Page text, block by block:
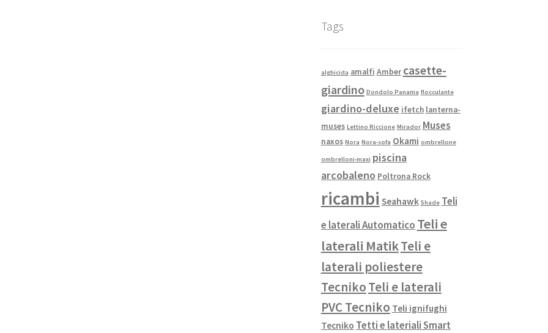
Tags
alghicida amalfi Amber casette-
giardino Dondolo Panama flocculante
giardino-deluxe ifetch lanterna-
muses Lettino Riccione Mirador Muses
naxos Nora Nora-sofa Okami ombrellone
ombrelloni-maxi piscina
arcobaleno Poltrona Rock
ricambi Seahawk Shade Teli
e laterali Automatico Teli e
laterali MatikTeli e
laterali poliestere
TecnikoTeli e laterali
PVC Tecniko Teli ignifughi
Tecniko Tetti e lateriali Smart